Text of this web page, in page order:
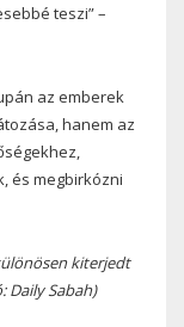
teszi” –
az emberek
hanem az
és megbirkózni
kiterjedt
Daily Sabah)